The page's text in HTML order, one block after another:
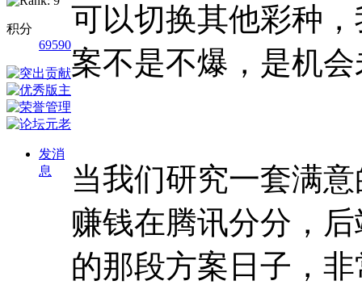
积分
69590
发消
息
可以切换其他彩种
案不是不爆，是机
当我们研究一套满
赚钱在腾讯分分，
的那段方案日子，